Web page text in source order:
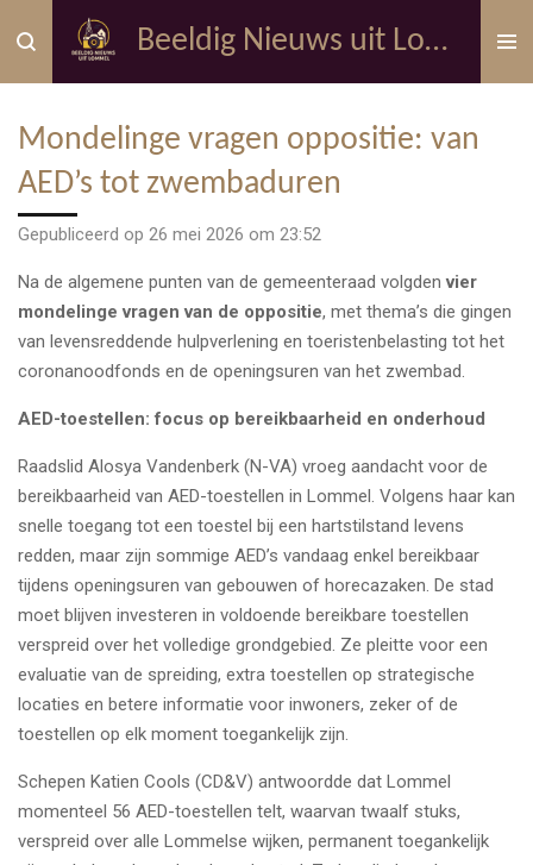
direct
naar
hoofdinhoud
Beeldig Nieuws uit Lommel
Mondelinge vragen oppositie: van
AED’s tot zwembaduren
Gepubliceerd op 26 mei 2026 om 23:52
Na de algemene punten van de gemeenteraad volgdenvier
mondelinge vragen van de oppositie, met thema’s die gingen
van levensreddende hulpverlening en toeristenbelasting tot het
coronanoodfonds en de openingsuren van het zwembad.
AED-toestellen: focus op bereikbaarheid en onderhoud
Raadslid Alosya Vandenberk (N-VA) vroeg aandacht voor de
bereikbaarheid van AED-toestellen in Lommel. Volgens haar kan
snelle toegang tot een toestel bij een hartstilstand levens
redden, maar zijn sommige AED’s vandaag enkel bereikbaar
tijdens openingsuren van gebouwen of horecazaken. De stad
moet blijven investeren in voldoende bereikbare toestellen
verspreid over het volledige grondgebied. Ze pleitte voor een
evaluatie van de spreiding, extra toestellen op strategische
locaties en betere informatie voor inwoners, zeker of de
toestellen op elk moment toegankelijk zijn.
Schepen Katien Cools (CD&V) antwoordde dat Lommel
momenteel 56 AED-toestellen telt, waarvan twaalf stuks,
verspreid over alle Lommelse wijken, permanent toegankelijk